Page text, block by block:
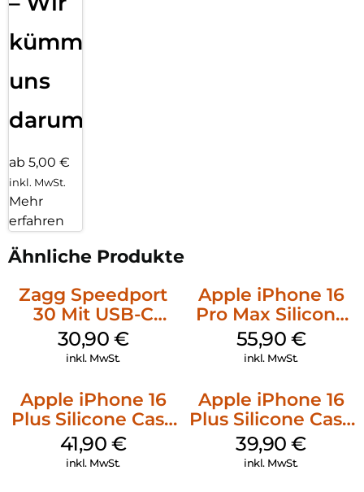
kümmern
uns
darum!
ab 5,00 €
inkl. MwSt.
Mehr
erfahren
Ähnliche Produkte
Zagg Speedport
30 Mit USB-C
Kabel Weiß
30,90 €
inkl. MwSt.
Apple iPhone 16
Pro Max Silicone
Case MagSafe
Stone Gray
55,90 €
inkl. MwSt.
Apple iPhone 16
Plus Silicone Case
MagSafe Stone
Gray
41,90 €
inkl. MwSt.
Apple iPhone 16
Plus Silicone Case
MagSafe Plum
39,90€
inkl. MwSt.